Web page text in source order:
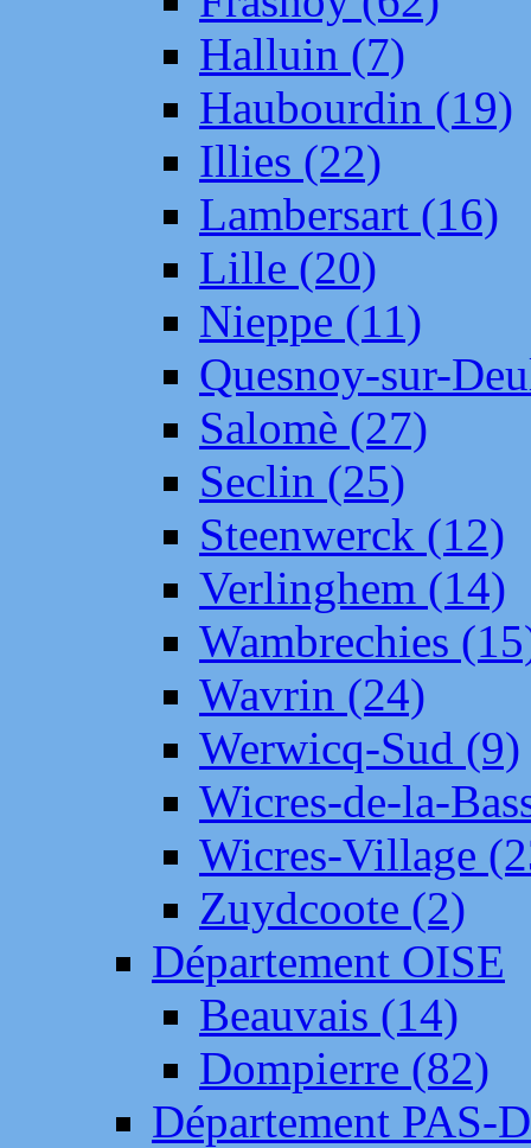
Halluin (7)
Haubourdin (19)
Illies (22)
Lambersart (16)
Lille (20)
Nieppe (11)
Quesnoy-sur-
Salomè (27)
Seclin (25)
Steenwerck (12)
Verlinghem (14)
Wambrechies
Wavrin (24)
Werwicq-Sud (9)
Wicres-de-la-
Wicres-Village
Zuydcoote (2)
Département OISE
Beauvais (14)
Dompierre (82)
Département PAS-